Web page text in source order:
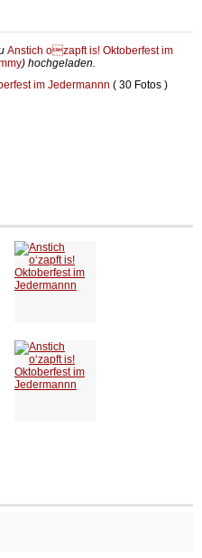
Anstich ozapft is! Oktoberfest im
) hochgeladen.
im Jedermannn ( 30 Fotos )